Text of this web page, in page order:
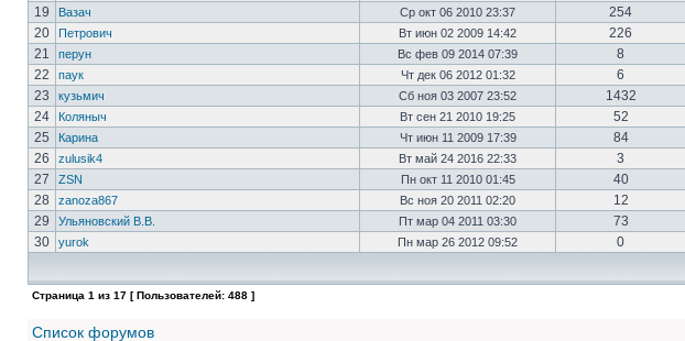
19
Вазач Ср окт 06 2010 23:37 254
20
Петрович Вт июн 02 2009 14:42 226
21
перун Вс фев 09 2014 07:39 8
22
паук Чт дек 06 2012 01:32 6
23
кузьмич Сб ноя 03 2007 23:52 1432
24
Коляныч Вт сен 21 2010 19:25 52
25
Карина Чт июн 11 2009 17:39 84
26
zulusik4 Вт май 24 2016 22:33 3
27
ZSN Пн окт 11 2010 01:45 40
28
zanoza867 Вс ноя 20 2011 02:20 12
29
Ульяновский В.В. Пт мар 04 2011 03:30 73
30
yurok Пн мар 26 2012 09:52 0
Страница 1 из 17 [ Пользователей: 488 ]
Список форумов